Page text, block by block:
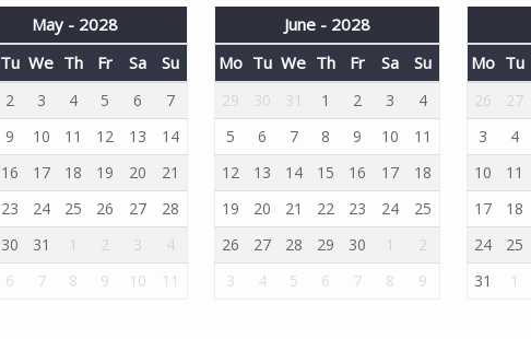
May - 2028
Tu We Th Fr Sa Su
2 3 4 5 6
7
9 10 11 12 13
14
16 17 18 19 20
21
23 24 25 26 27
28
30 31 1 2 3
4
6 7 8 9 10 11
June - 2028
Mo Tu We Th Fr Sa Su
29 30 31 1 2 3
4
5
6 7 8 9 10
11
12
13 14 15 16 17
18
19
20 21 22 23 24
25
26
27 28 29 30 1
2
3
4 5 6 7 8 9
Mo Tu
26 27
3
4
10
11
17
18
24
25
31
1